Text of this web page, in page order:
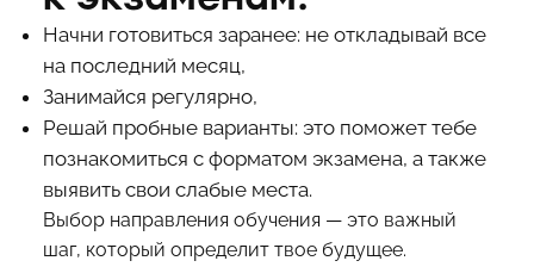
Начни готовиться заранее: не откладывай все
на последний месяц,
Занимайся регулярно,
Решай пробные варианты: это поможет тебе
познакомиться с форматом экзамена, а также
выявить свои слабые места.
Выбор направления обучения — это важный
шаг, который определит твое будущее.